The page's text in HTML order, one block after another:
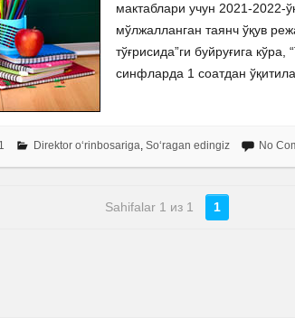
мактаблари учун 2021-2022-
мўлжалланган таянч ўқув
тўғрисида”ги буйруғига
синфларда 1 соатдан
Direktor o‘rinbosariga, So‘ragan edingiz No
Sahifalar 1 из 1 1